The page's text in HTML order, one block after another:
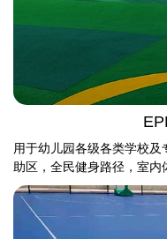
用于幼儿园各级各类学校
助区，全民健身路径，室内